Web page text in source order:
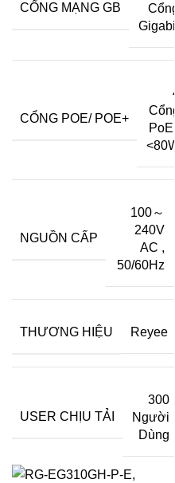
CỔNG MẠNG GB
Cổng
Gigabit
CỔNG POE/ POE+
4
Cổng
PoE
<80W
NGUỒN CẤP
100～
240V
AC ,
50/60Hz
THƯƠNG HIỆU Reyee
USER CHỊU TẢI
300
Người
Dùng